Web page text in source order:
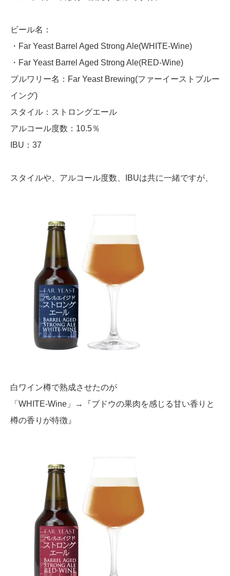
ビール名：
・Far Yeast Barrel Aged Strong Ale(WHITE-Wine)
・Far Yeast Barrel Aged Strong Ale(RED-Wine)
ブルワリー名：Far Yeast Brewing(ファーイーストブルー
イング)
スタイル：ストロングエール
アルコール度数：10.5％
IBU：37
スタイルや、アルコール度数、IBUは共に一緒ですが、
白ワイン樽で熟成させたのが
「WHITE-Wine」→『ブドウの果肉を感じる甘い香りと
樽の香りが特徴』